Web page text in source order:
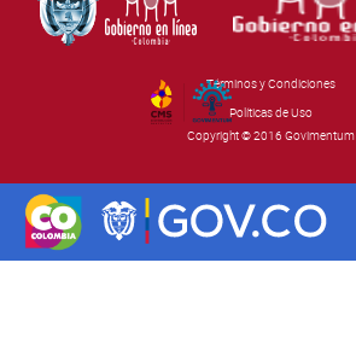
Términos y Condiciones
Políticas de Uso
Copyright © 2016 Govimentum
By Govimentum